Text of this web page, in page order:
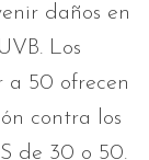
daños en
Los
a 50 ofrecen
contra los
de 30 o 50.